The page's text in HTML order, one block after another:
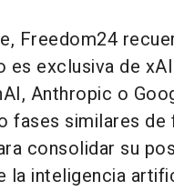
Freedom24
es exclusiva de
Anthropic o
fases similares de
consolidar su
la inteligencia